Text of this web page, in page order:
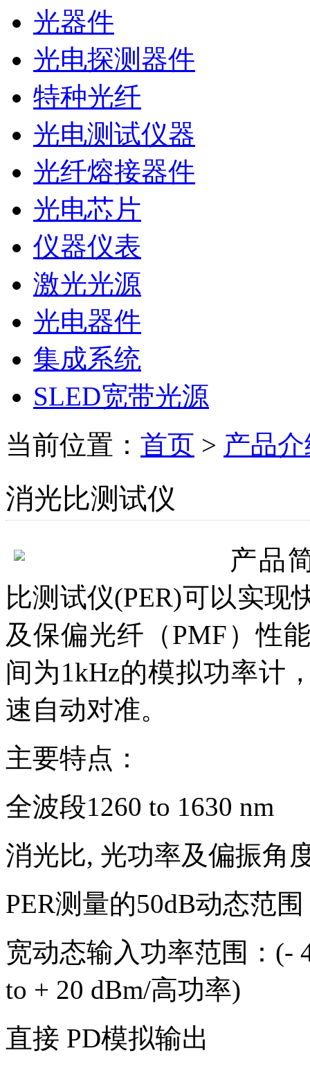
光器件
光电探测器件
特种光纤
光电测试仪器
光纤熔接器件
光电芯片
仪器仪表
激光光源
光电器件
集成系统
SLED宽带光源
当前位置： 首页 > 产品
消光比测试仪
产品
比测试仪(PER)可以实现
及保偏光纤（PMF）性
间为1kHz的模拟功率计
速自动对准。
主要特点：
全波段1260 to 1630 nm
消光比, 光功率及偏振角
PER测量的50dB动态范围
宽动态输入功率范围：(-
to + 20 dBm/高功率)
直接 PD模拟输出